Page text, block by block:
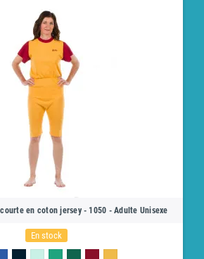
en coton jersey - 1050 - Adulte Unisexe
En stock